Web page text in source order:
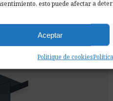
esto puede afectar a
Aceptar
Politique de cookies